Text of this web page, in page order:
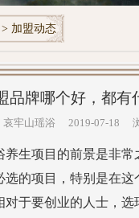
> 加盟动态
品牌哪个好，都有
牢山瑶浴 2019-07-18
生项目的前景是非常
选的项目，特别是在这
对于要创业的人士，选